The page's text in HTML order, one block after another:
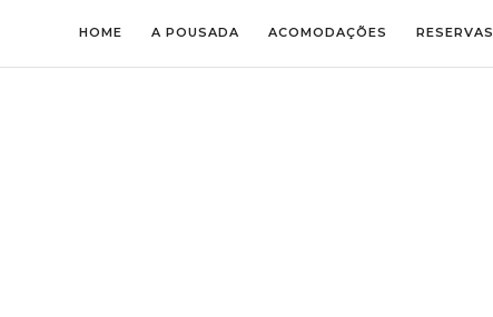
HOME A POUSADA ACOMODAÇÕES RESERVAS